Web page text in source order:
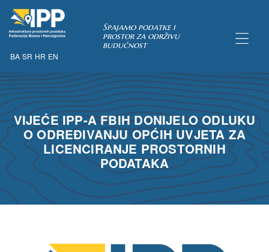
BA SR HR EN
Spajamo podatke i
prostor za održivu
budućnost
VIJEĆE IPP-A FBIH DONIJELO ODLUKU
O ODREĐIVANJU OPĆIH UVJETA ZA
LICENCIRANJE PROSTORNIH
PODATAKA
uvjeta